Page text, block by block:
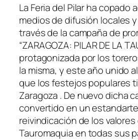
La Feria del Pilar ha copado
medios de difusión locales
través de la campaña de
“ZARAGOZA: PILAR DE LA
protagonizada por los
la misma, y este año unido
que los festejos populares
Zaragoza . De nuevo dicha
convertido en un
reivindicación de los valores
Tauromaquia en todas sus